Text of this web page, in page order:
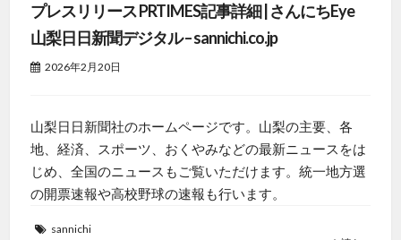
プレスリリース PRTIMES記事詳細 | さんにちEye
山梨日日新聞デジタル – sannichi.co.jp
2026年2月20日
山梨日日新聞社のホームページです。山梨の主要、各
地、経済、スポーツ、おくやみなどの最新ニュースをは
じめ、全国のニュースもご覧いただけます。統一地方選
の開票速報や高校野球の速報も行います。
sannichi